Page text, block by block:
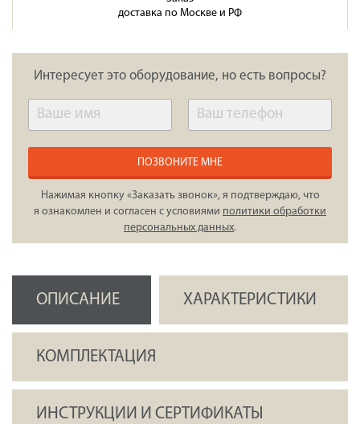
доставка по Москве и РФ
Интересует это оборудование, но есть вопросы?
ПОЗВОНИТЕ МНЕ
Нажимая кнопку «Заказать звонок», я подтверждаю, что
я ознакомлен и согласен с условиями политики обработки
персональных данных.
ОПИСАНИЕ ХАРАКТЕРИСТИКИ
КОМПЛЕКТАЦИЯ
ИНСТРУКЦИИ И СЕРТИФИКАТЫ